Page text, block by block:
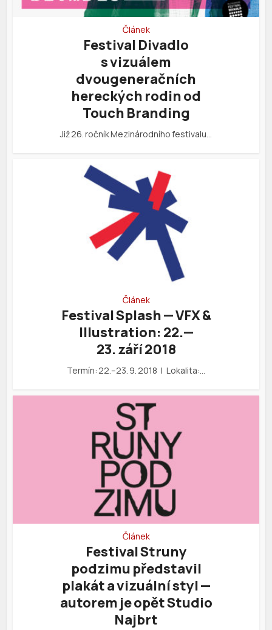
Článek
Festival Divadlo
s vizuálem
dvougeneračních
hereckých rodin od
Touch Branding
Již 26. ročník Mezinárodního festivalu…
Článek
Festival Splash — VFX &
Illustration: 22.—
23. září 2018
Termín: 22.–23. 9. 2018 | Lokalita:…
Článek
Festival Struny
podzimu představil
plakát a vizuální styl —
autorem je opět Studio
Najbrt